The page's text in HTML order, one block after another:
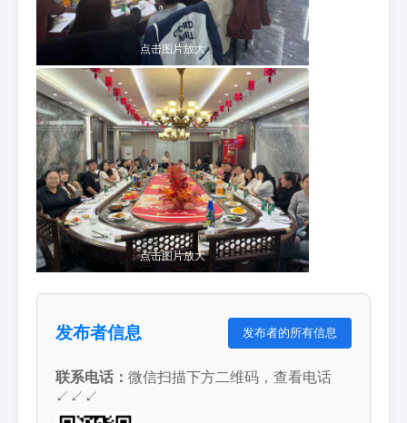
点击图片放大
点击图片放大
发布者信息 发布者的所有信息
联系电话： 微信扫描下方二维码，查看电话
↙↙↙